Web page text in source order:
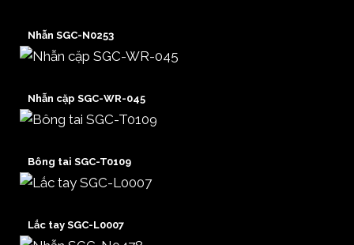
Nhẫn SGC-N0253
Nhẫn cặp SGC-WR-045
Bông tai SGC-T0109
Lắc tay SGC-L0007